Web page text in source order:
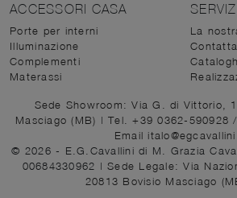
ACCESSORI CASA
Porte per interni
Illuminazione
Complementi
Materassi
La
Sede Showroom: Via G. di Vittorio,
Masciago (MB) | Tel. +39 0362-590928/
Email
© 2026 - E.G.Cavallini di M. Grazia
00684330962 | Sede Legale: Via
20813 Bovisio Masciago